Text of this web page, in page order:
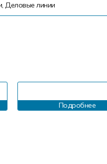
Деловые линии
Подробнее